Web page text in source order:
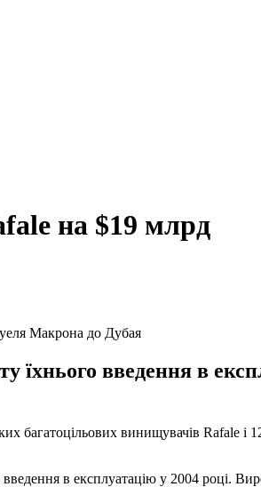
на $19 млрд
Макрона до Дубая
введення в
винищувачів Rafale і
в експлуатацію у 2004 році.